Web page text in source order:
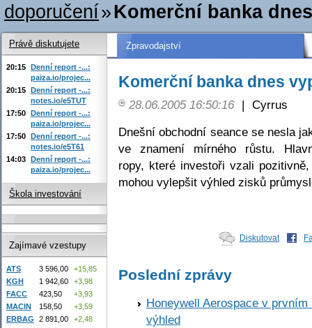
doporučení»Komerční banka
Zpravodajství
Komerční banka dnes
28.06.2005 16:50:16 | Cyrrus
Dnešní obchodní seance se nesla
ve znamení mírného růstu.
ropy, které investoři vzali
mohou vylepšit výhled zisků
Diskutovat
Poslední zprávy
Honeywell Aerospace v
výhled
Právě diskutujete
20:15 Denní report -...:
paiza.io/projec...
20:15 Denní report -...:
notes.io/e5TUT
17:50 Denní report -...:
paiza.io/projec...
17:50 Denní report -...:
notes.io/e5T61
14:03 Denní report -...:
paiza.io/projec...
Škola investování
Zajímavé vzestupy
ATS 3 596,00
+15,85
KGH
1 942,60
+3,98
FACC
423,50
+3,93
MACIN
158,50
+3,59
ERBAG
2 891,00 +2,48